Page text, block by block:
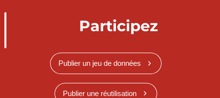
Participez
Publier un jeu de données
Publier une réutilisation